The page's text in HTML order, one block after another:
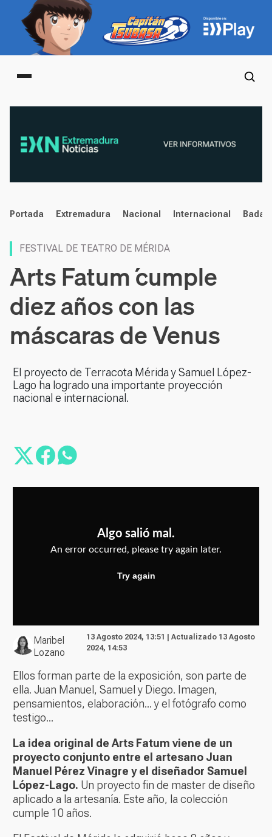
Main menu
noticias
Portada Extremadura Nacional Internacional
FESTIVAL DE TEATRO DE MÉRIDA
`Arts Fatum´ cumple
diez años con las
máscaras de Venus
El proyecto de Terracota Mérida y Samuel López-
Lago ha logrado una importante proyección
nacional e internacional.
Maribel
Lozano
13 Agosto 2024, 13:51 | Actualizado 13 Agosto
2024, 14:53
Ellos forman parte de la exposición, son parte de
ella. Juan Manuel, Samuel y Diego. Imagen,
pensamientos, elaboración... y el fotógrafo como
testigo...
La idea original de Arts Fatum viene de un
proyecto conjunto entre el artesano Juan
Manuel Pérez Vinagre y el diseñador Samuel
López-Lago. Un proyecto fin de master de diseño
aplicado a la artesanía. Este año, la colección
cumple 10 años.